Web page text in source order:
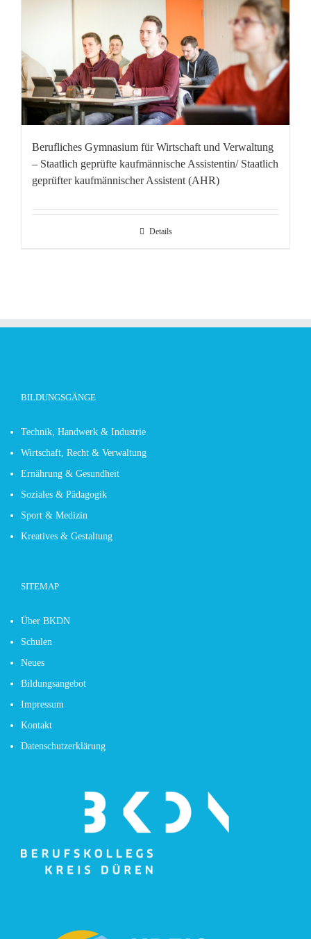
Berufliches Gymnasium für Wirtschaft und Verwaltung
– Staatlich geprüfte kaufmännische Assistentin/ Staatlich
geprüfter kaufmännischer Assistent (AHR)
Details
BILDUNGSGÄNGE
Technik, Handwerk & Industrie
Wirtschaft, Recht & Verwaltung
Ernährung & Gesundheit
Soziales & Pädagogik
Sport & Medizin
Kreatives & Gestaltung
SITEMAP
Über BKDN
Schulen
Neues
Bildungsangebot
Impressum
Kontakt
Datenschutzerklärung